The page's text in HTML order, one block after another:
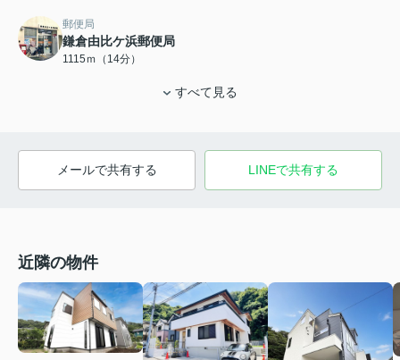
郵便局
鎌倉由比ケ浜郵便局
1115ｍ（14分）
すべて見る
メールで共有する LINEで共有する
近隣の物件